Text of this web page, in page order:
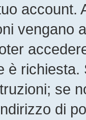
account.
vengano
è
se
di